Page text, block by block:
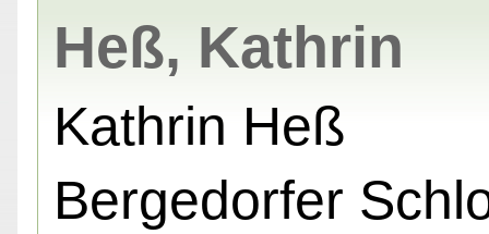
Heß, Kathrin
Kathrin Heß
Bergedorfer